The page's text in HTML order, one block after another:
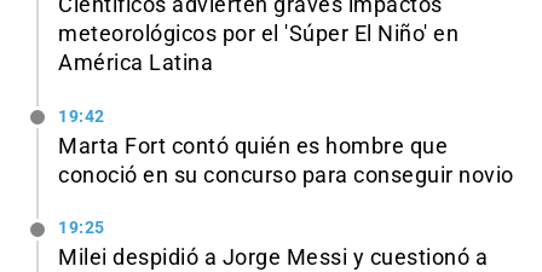
meteorológicos por el 'Súper El Niño' en
América Latina
19:42
Marta Fort contó quién es hombre que
conoció en su concurso para conseguir novio
19:25
Milei despidió a Jorge Messi y cuestionó a